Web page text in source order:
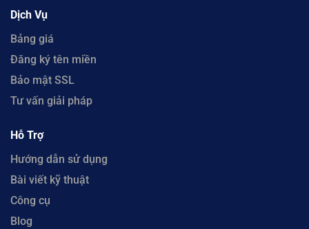
Dịch Vụ
Bảng giá
Đăng ký tên miền
Bảo mật SSL
Tư vấn giải pháp
Hỗ Trợ
Hướng dẫn sử dụng
Bài viết kỹ thuật
Công cụ
Blog